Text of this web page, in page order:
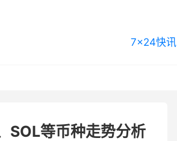
7×24快讯
SOL等币种走势分析